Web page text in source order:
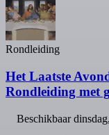
Rondleiding
Het Laatste
Rondleiding met
Beschikbaar